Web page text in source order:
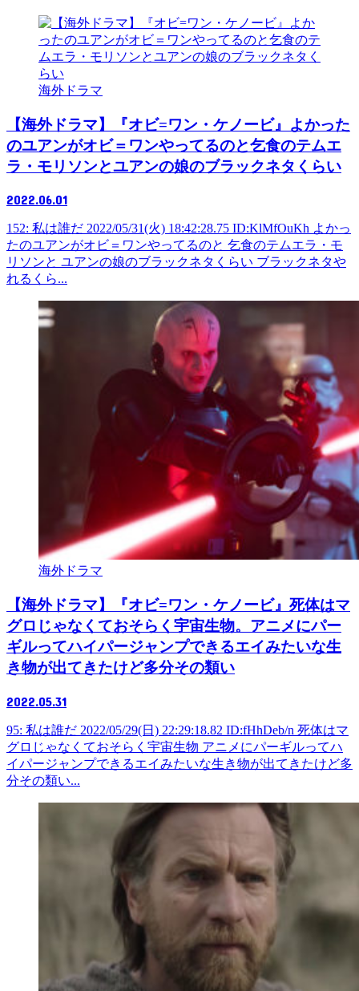
海外ドラマ
【海外ドラマ】『オビ=ワン・ケノービ』よかった
のユアンがオビ＝ワンやってるのと乞食のテムエ
ラ・モリソンとユアンの娘のブラックネタくらい
2022.06.01
152: 私は誰だ 2022/05/31(火) 18:42:28.75 ID:KlMfOuKh よかっ
たのユアンがオビ＝ワンやってるのと 乞食のテムエラ・モ
リソンと ユアンの娘のブラックネタくらい ブラックネタや
れるくら...
海外ドラマ
【海外ドラマ】『オビ=ワン・ケノービ』死体はマ
グロじゃなくておそらく宇宙生物。アニメにパー
ギルってハイパージャンプできるエイみたいな生
き物が出てきたけど多分その類い
2022.05.31
95: 私は誰だ 2022/05/29(日) 22:29:18.82 ID:fHhDeb/n 死体はマ
グロじゃなくておそらく宇宙生物 アニメにパーギルってハ
イパージャンプできるエイみたいな生き物が出てきたけど多
分その類い...